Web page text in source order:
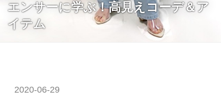
エンサーに学ぶ！高見えコーデ＆ア
イテム
2020-06-29